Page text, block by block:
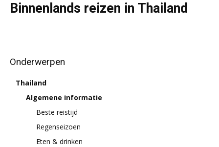
Binnenlands reizen in Thailand
Onderwerpen
Thailand
Algemene informatie
Beste reistijd
Regenseizoen
Eten & drinken